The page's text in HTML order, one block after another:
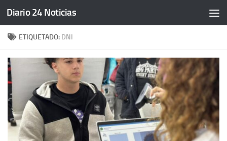
Saltar al contenido
Diario 24 Noticias
ETIQUETADO: DNI